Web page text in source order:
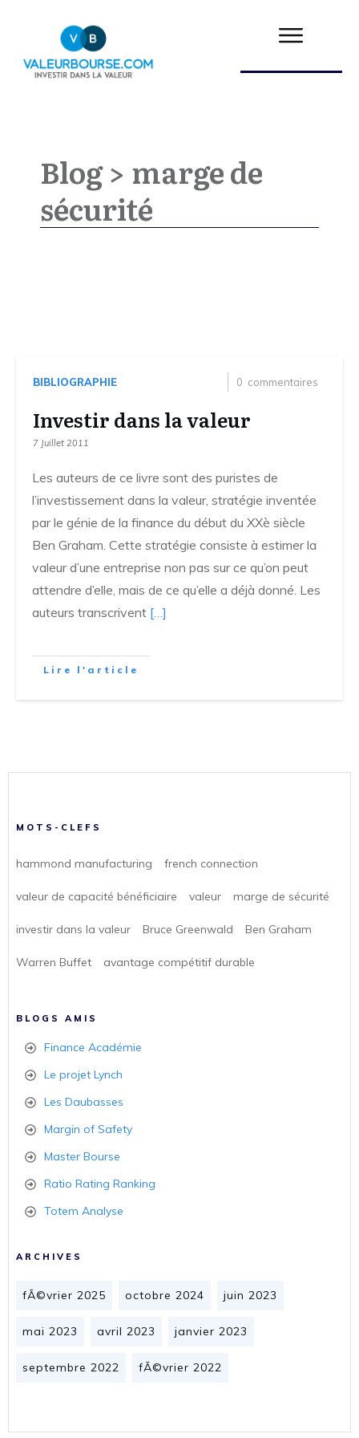
Blog > marge de
sécurité
MOTS-CLEFS
hammond manufacturing french connection
valeur de capacité bénéficiaire valeur marge de sécurité
investir dans la valeur Bruce Greenwald Ben Graham
Warren Buffet avantage compétitif durable
BLOGS AMIS
Finance Académie
Le projet Lynch
Les Daubasses
Margin of Safety
Master Bourse
Ratio Rating Ranking
Totem Analyse
ARCHIVES
fÃ©vrier 2025 octobre 2024 juin 2023
mai 2023 avril 2023 janvier 2023
septembre 2022 fÃ©vrier 2022
BIBLIOGRAPHIE 0 commentaires
Investir dans la valeur
7 Juillet 2011
Les auteurs de ce livre sont des puristes de
l’investissement dans la valeur, stratégie inventée
par le génie de la finance du début du XXè siècle
Ben Graham. Cette stratégie consiste à estimer la
valeur d’une entreprise non pas sur ce qu’on peut
attendre d’elle, mais de ce qu’elle a déjà donné. Les
auteurs transcrivent […]
Lire l'article